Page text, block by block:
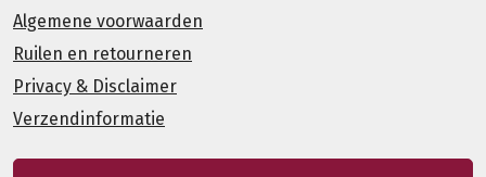
Algemene voorwaarden
Ruilen en retourneren
Privacy & Disclaimer
Verzendinformatie